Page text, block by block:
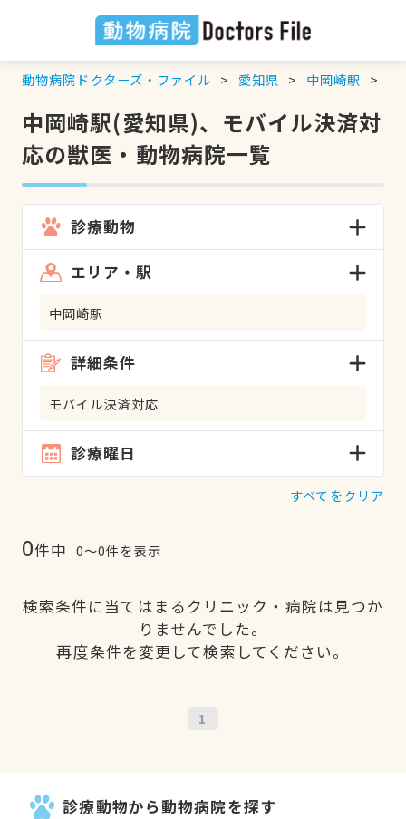
動物病院ドクターズ・ファイル 愛知県 中岡崎駅
中岡崎駅(愛知県)、モバイル決済対
応の獣医・動物病院一覧
診療動物
エリア・駅
中岡崎駅
詳細条件
モバイル決済対応
診療曜日
すべてをクリア
0件中 0〜0件を表示
検索条件に当てはまるクリニック・病院は見つか
りませんでした。
再度条件を変更して検索してください。
1
診療動物から動物病院を探す